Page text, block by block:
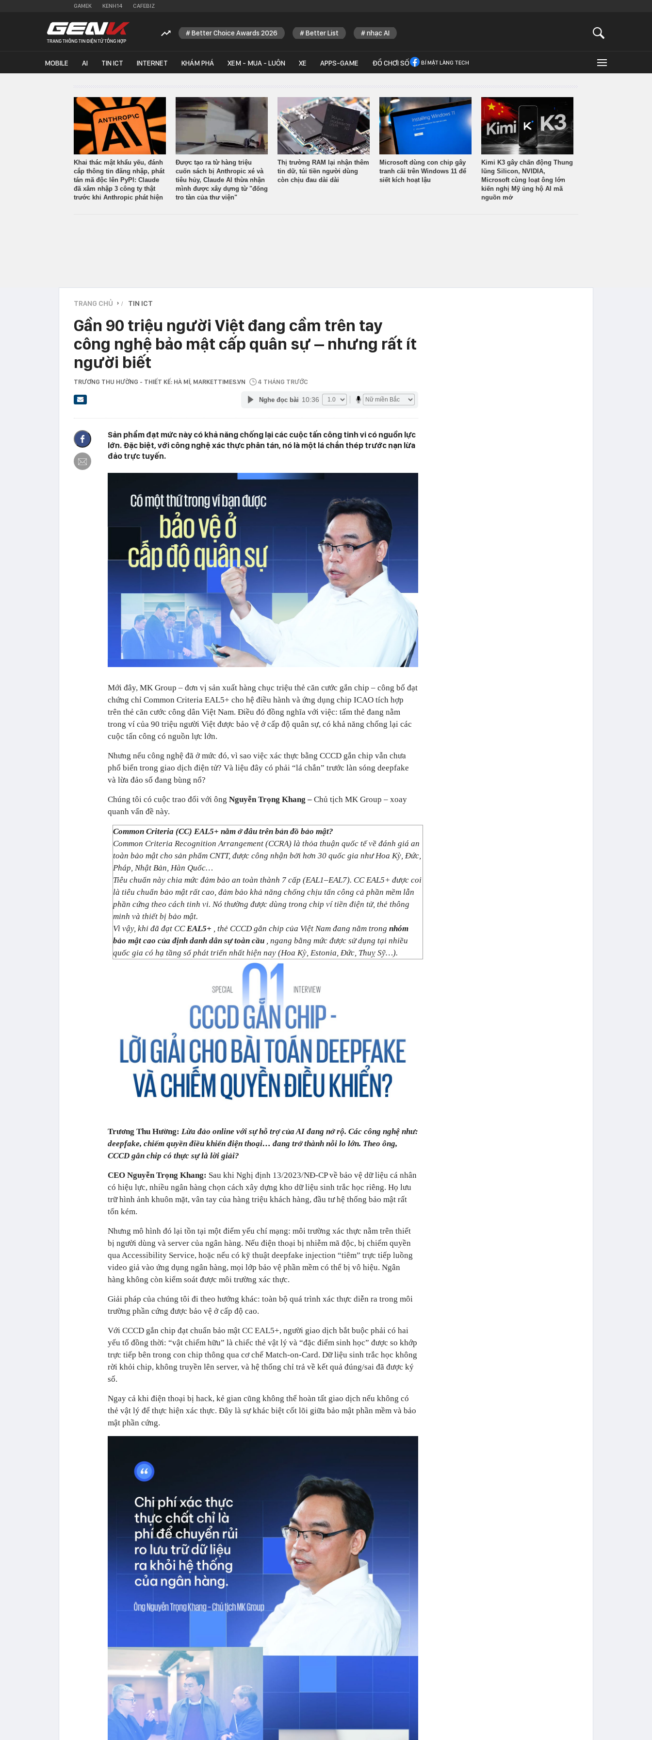
GAMEK KENH14 CAFEBIZ
Better Choice Awards 2026 Better List nhạc AI
MOBILE AI TIN ICT INTERNET KHÁM PHÁ XEM - MUA - LUÔN XE APPS-GAME ĐỒ CHƠI SỐ BÍ MẬT LÀNG TECH
Khai thác mật khẩu yếu, đánh
cắp thông tin đăng nhập, phát
tán mã độc lên PyPI: Claude
đã xâm nhập 3 công ty thật
trước khi Anthropic phát hiện
Được tạo ra từ hàng triệu
cuốn sách bị Anthropic xé và
tiêu hủy, Claude AI thừa nhận
mình được xây dựng từ "đống
tro tàn của thư viện"
Thị trường RAM lại nhận thêm
tin dữ, túi tiền người dùng
còn chịu đau dài dài
Microsoft dùng con chip gây
tranh cãi trên Windows 11 để
siết kích hoạt lậu
Kimi K3 gây chấn động Thung
lũng Silicon, NVIDIA,
Microsoft cùng loạt ông lớn
kiến nghị Mỹ ủng hộ AI mã
nguồn mở
TRANG CHỦ › TIN ICT
Gần 90 triệu người Việt đang cầm trên tay
công nghệ bảo mật cấp quân sự – nhưng rất ít
người biết
TRƯƠNG THU HƯỜNG - THIẾT KẾ: HÀ MĨ , MARKETTIMES.VN 4 THÁNG TRƯỚC
Nghe đọc bài 10:36
Sản phẩm đạt mức này có khả năng chống lại các cuộc tấn công tinh vi có nguồn lực
lớn. Đặc biệt, với công nghệ xác thực phân tán, nó là một lá chắn thép trước nạn lừa
đảo trực tuyến.
Mới đây, MK Group – đơn vị sản xuất hàng chục triệu thẻ căn cước gắn chip – công bố đạt
chứng chỉ Common Criteria EAL5+ cho hệ điều hành và ứng dụng chip ICAO tích hợp
trên thẻ căn cước công dân Việt Nam. Điều đó đồng nghĩa với việc: tấm thẻ đang nằm
trong ví của 90 triệu người Việt được bảo vệ ở cấp độ quân sự, có khả năng chống lại các
cuộc tấn công có nguồn lực lớn.
Nhưng nếu công nghệ đã ở mức đó, vì sao việc xác thực bằng CCCD gắn chip vẫn chưa
phổ biến trong giao dịch điện tử? Và liệu đây có phải “lá chắn” trước làn sóng deepfake
và lừa đảo số đang bùng nổ?
Chúng tôi có cuộc trao đổi với ông Nguyễn Trọng Khang – Chủ tịch MK Group – xoay
quanh vấn đề này.
Common Criteria (CC) EAL5+ nằm ở đâu trên bản đồ bảo mật?
Common Criteria Recognition Arrangement (CCRA) là thỏa thuận quốc tế về đánh giá an
toàn bảo mật cho sản phẩm CNTT, được công nhận bởi hơn 30 quốc gia như Hoa Kỳ, Đức,
Pháp, Nhật Bản, Hàn Quốc…
Tiêu chuẩn này chia mức đảm bảo an toàn thành 7 cấp (EAL1–EAL7). CC EAL5+ được coi
là tiêu chuẩn bảo mật rất cao, đảm bảo khả năng chống chịu tấn công cả phần mềm lẫn
phần cứng theo cách tinh vi. Nó thường được dùng trong chip ví tiền điện tử, thẻ thông
minh và thiết bị bảo mật.
Vì vậy, khi đã đạt CCEAL5+ , thẻ CCCD gắn chip của Việt Nam đang nằm trong nhóm
bảo mật cao của định danh dân sự toàn cầu , ngang bằng mức được sử dụng tại nhiều
quốc gia có hạ tầng số phát triển nhất hiện nay (Hoa Kỳ, Estonia, Đức, Thuỵ Sỹ…).
Trương Thu Hường: Lừa đảo online với sự hỗ trợ của AI đang nở rộ. Các công nghệ như:
deepfake, chiếm quyền điều khiển điện thoại… đang trở thành nỗi lo lớn. Theo ông,
CCCD gắn chip có thực sự là lời giải?
CEO Nguyễn Trọng Khang: Sau khi Nghị định 13/2023/NĐ-CP về bảo vệ dữ liệu cá nhân
có hiệu lực, nhiều ngân hàng chọn cách xây dựng kho dữ liệu sinh trắc học riêng. Họ lưu
trữ hình ảnh khuôn mặt, vân tay của hàng triệu khách hàng, đầu tư hệ thống bảo mật rất
tốn kém.
Nhưng mô hình đó lại tồn tại một điểm yếu chí mạng: môi trường xác thực nằm trên thiết
bị người dùng và server của ngân hàng. Nếu điện thoại bị nhiễm mã độc, bị chiếm quyền
qua Accessibility Service, hoặc nếu có kỹ thuật deepfake injection “tiêm” trực tiếp luồng
video giả vào ứng dụng ngân hàng, mọi lớp bảo vệ phần mềm có thể bị vô hiệu. Ngân
hàng không còn kiểm soát được môi trường xác thực.
Giải pháp của chúng tôi đi theo hướng khác: toàn bộ quá trình xác thực diễn ra trong môi
trường phần cứng được bảo vệ ở cấp độ cao.
Với CCCD gắn chip đạt chuẩn bảo mật CC EAL5+, người giao dịch bắt buộc phải có hai
yếu tố đồng thời: “vật chiếm hữu” là chiếc thẻ vật lý và “đặc điểm sinh học” được so khớp
trực tiếp bên trong con chip thông qua cơ chế Match-on-Card. Dữ liệu sinh trắc học không
rời khỏi chip, không truyền lên server, và hệ thống chỉ trả về kết quả đúng/sai đã được ký
số.
Ngay cả khi điện thoại bị hack, kẻ gian cũng không thể hoàn tất giao dịch nếu không có
thẻ vật lý để thực hiện xác thực. Đây là sự khác biệt cốt lõi giữa bảo mật phần mềm và bảo
mật phần cứng.